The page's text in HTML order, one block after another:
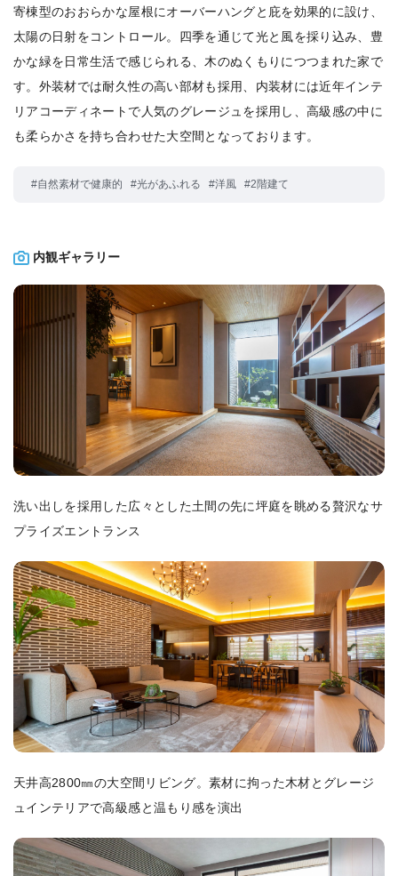
寄棟型のおおらかな屋根にオーバーハングと庇を効果的に設け、
太陽の日射をコントロール。四季を通じて光と風を採り込み、豊
かな緑を日常生活で感じられる、木のぬくもりにつつまれた家で
す。外装材では耐久性の高い部材も採用、内装材には近年インテ
リアコーディネートで人気のグレージュを採用し、高級感の中に
も柔らかさを持ち合わせた大空間となっております。
#自然素材で健康的 #光があふれる #洋風 #2階建て
内観ギャラリー
洗い出しを採用した広々とした土間の先に坪庭を眺める贅沢なサ
プライズエントランス
天井高2800㎜の大空間リビング。素材に拘った木材とグレージ
ュインテリアで高級感と温もり感を演出